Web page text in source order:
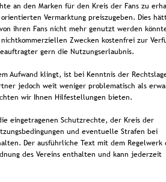
an den Marken für den Kreis der Fans zu
Vermarktung preiszugeben. Dies
ihren Fans nicht mehr genutzt werden
Zwecken kostenfrei zur
gern die Nutzungserlaubnis.
Aufwand klingt, ist bei Kenntnis der
jedoch weit weniger problematisch als
wir Ihnen Hilfestellungen bieten.
eingetragenen Schutzrechte, der Kreis der
und eventuelle Strafen bei
Der ausführliche Text mit dem
des Vereins enthalten und kann jederzeit